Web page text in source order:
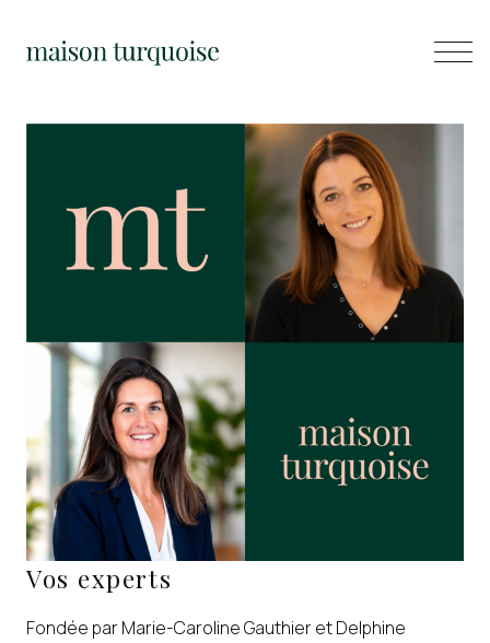
Vos experts
Fondée par Marie-Caroline Gauthier et Delphine